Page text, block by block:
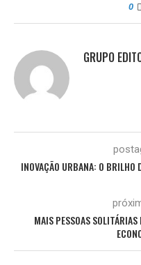
0
GRUPO
INOVAÇÃO URBANA: O BRILHO
MAIS PESSOAS